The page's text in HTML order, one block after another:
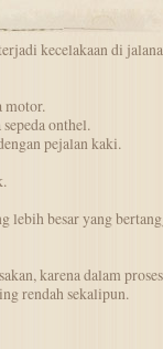
kecelakaan di
motor.
onthel.
pejalan kaki.
lebih besar yang
karena dalam
rendah sekalipun.